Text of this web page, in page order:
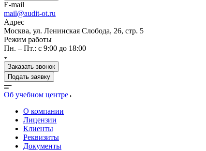
E-mail
mail@audit-ot.ru
Адрес
Москва, ул. Ленинская Слобода, 26, стр. 5
Режим работы
Пн. – Пт.: с 9:00 до 18:00
Заказать звонок
Подать заявку
Об учебном центре
О компании
Лицензии
Клиенты
Реквизиты
Документы